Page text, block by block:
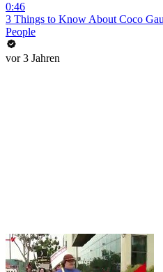
0:46
3 Things to Know About Coco
People
vor 3 Jahren